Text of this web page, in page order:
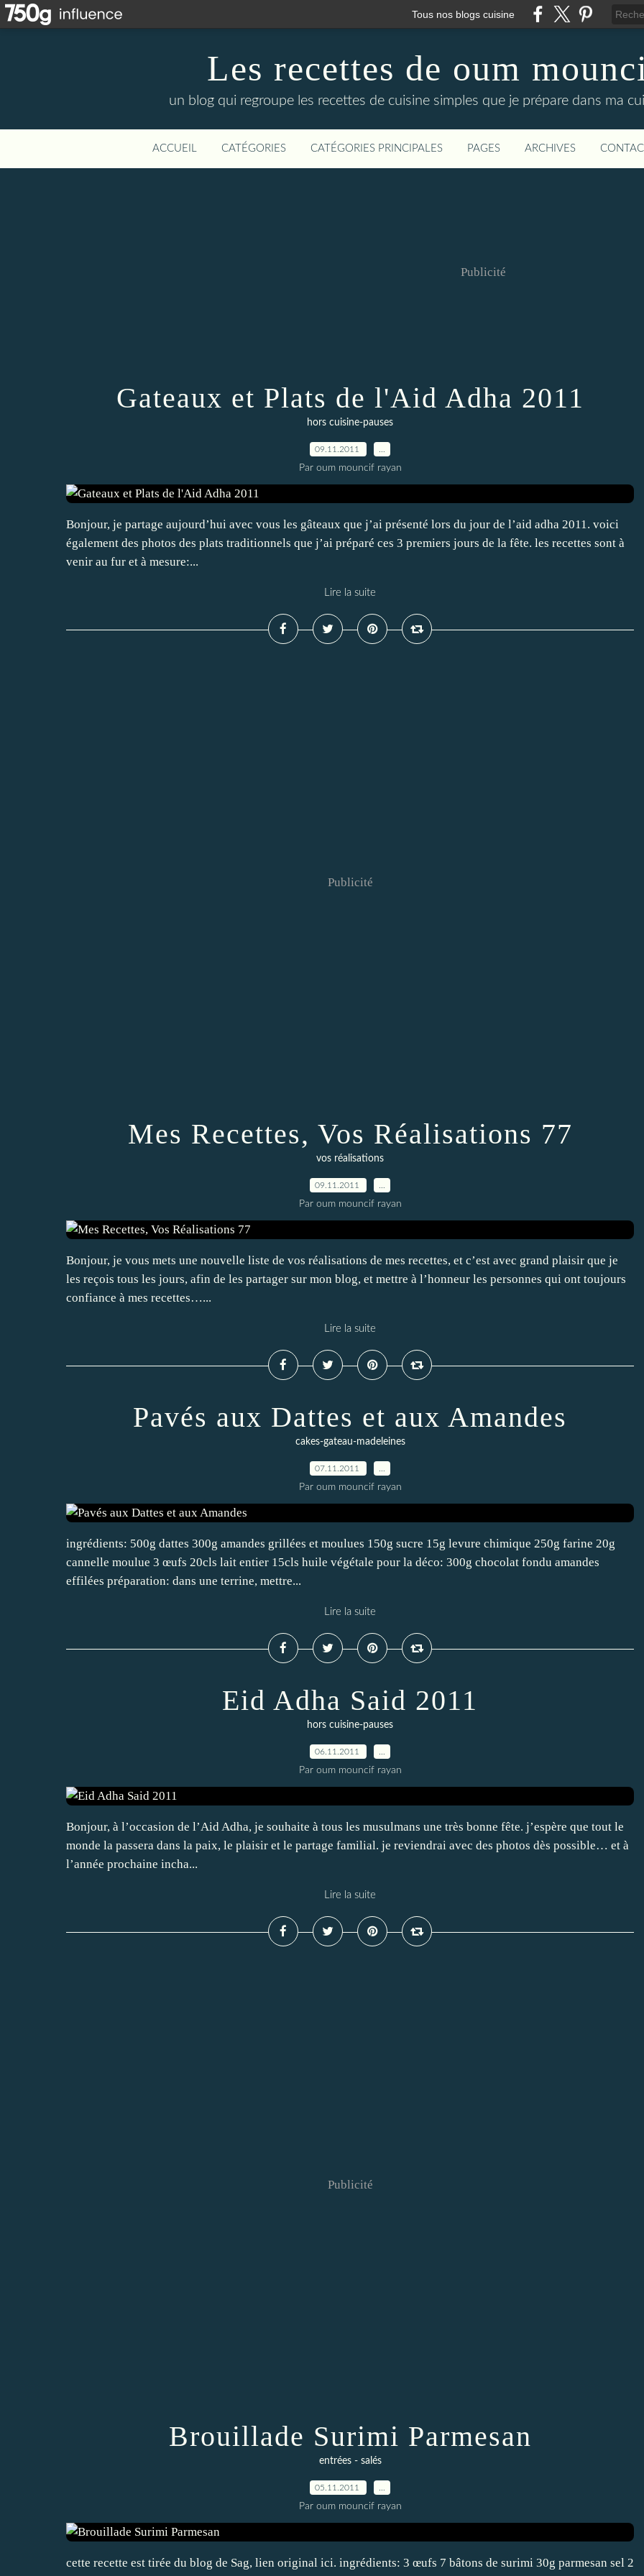
Tous nos blogs cuisine
Les recettes de oum
un blog qui regroupe les recettes de cuisine simples que je prépare dans ma
ACCUEIL CATÉGORIES CATÉGORIES PRINCIPALES PAGES ARCHIVES
Publicité
Gateaux et Plats de l'Aid Adha 2011
hors cuisine-pauses
09.11.2011
Par oum mouncif rayan
Bonjour, je partage aujourd’hui avec vous les gâteaux que j’ai présenté lors du jour de l’aid adha 2011. voici
également des photos des plats traditionnels que j’ai préparé ces 3 premiers jours de la fête. les recettes sont à
venir au fur et à mesure:...
Lire la suite
Publicité
Mes Recettes, Vos Réalisations 77
vos réalisations
09.11.2011
Par oum mouncif rayan
Bonjour, je vous mets une nouvelle liste de vos réalisations de mes recettes, et c’est avec grand plaisir que je
les reçois tous les jours, afin de les partager sur mon blog, et mettre à l’honneur les personnes qui ont toujours
confiance à mes recettes…...
Lire la suite
Pavés aux Dattes et aux Amandes
cakes-gateau-madeleines
07.11.2011
Par oum mouncif rayan
ingrédients: 500g dattes 300g amandes grillées et moulues 150g sucre 15g levure chimique 250g farine 20g
cannelle moulue 3 œufs 20cls lait entier 15cls huile végétale pour la déco: 300g chocolat fondu amandes
effilées préparation: dans une terrine, mettre...
Lire la suite
Eid Adha Said 2011
hors cuisine-pauses
06.11.2011
Par oum mouncif rayan
Bonjour, à l’occasion de l’Aid Adha, je souhaite à tous les musulmans une très bonne fête. j’espère que tout le
monde la passera dans la paix, le plaisir et le partage familial. je reviendrai avec des photos dès possible… et à
l’année prochaine incha...
Lire la suite
Publicité
Brouillade Surimi Parmesan
entrées - salés
05.11.2011
Par oum mouncif rayan
cette recette est tirée du blog de Sag, lien original ici. ingrédients: 3 œufs 7 bâtons de surimi 30g parmesan sel 2